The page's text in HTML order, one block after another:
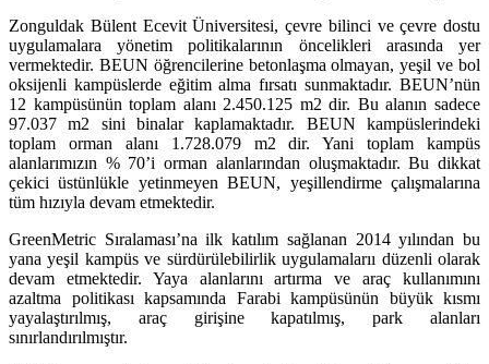
Zonguldak Bülent Ecevit Üniversitesi, çevre bilinci ve çevre dostu
uygulamalara yönetim politikalarının öncelikleri arasında yer
vermektedir. BEUN öğrencilerine betonlaşma olmayan, yeşil ve bol
oksijenli kampüslerde eğitim alma fırsatı sunmaktadır. BEUN’nün
12 kampüsünün toplam alanı 2.450.125 m2 dir. Bu alanın sadece
97.037 m2 sini binalar kaplamaktadır. BEUN kampüslerindeki
toplam orman alanı 1.728.079 m2 dir. Yani toplam kampüs
alanlarımızın % 70’i orman alanlarından oluşmaktadır. Bu dikkat
çekici üstünlükle yetinmeyen BEUN, yeşillendirme çalışmalarına
tüm hızıyla devam etmektedir.
GreenMetric Sıralaması’na ilk katılım sağlanan 2014 yılından bu
yana yeşil kampüs ve sürdürülebilirlik uygulamalarıı düzenli olarak
devam etmektedir. Yaya alanlarını artırma ve araç kullanımını
azaltma politikası kapsamında Farabi kampüsünün büyük kısmı
yayalaştırılmış, araç girişine kapatılmış, park alanları
sınırlandırılmıştır.